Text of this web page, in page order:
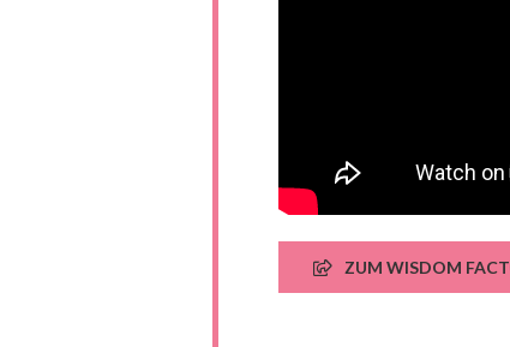
ZUM WISDOM